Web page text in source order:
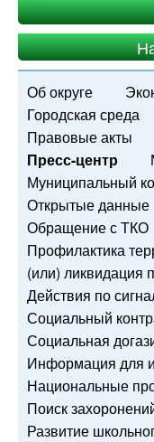
Об округе
Городская среда
Правовые акты
Пресс-центр
Муниципальный
Открытые данные
Обращение с ТКО
Профилактика
(или) ликвидация
Действия по
Социальный
Социальная
Информация для
Национальные
Поиск
Развитие